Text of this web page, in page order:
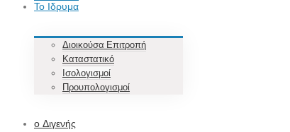
Το Ιδρυμα
Διοικούσα Επιτροπή
Καταστατικό
Ισολογισμοί
Προυπολογισμοί
ο Διγενής